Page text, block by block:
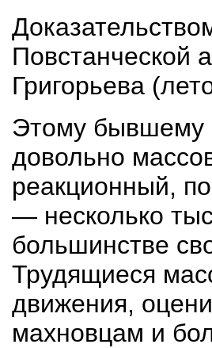
Повстанческой
Григорьева
Этому бывшему
довольно
реакционный,
— несколько
большинстве
Трудящиеся
движения,
махновцам и